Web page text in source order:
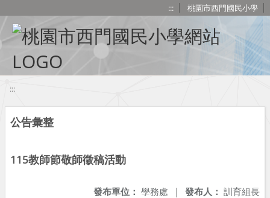
::: 桃園市西門國民小學
:::
公告彙整
115教師節敬師徵稿活動
發布人： 訓育組長
發布單位： 學務處 |